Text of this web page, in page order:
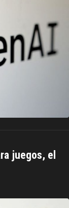
juegos, el